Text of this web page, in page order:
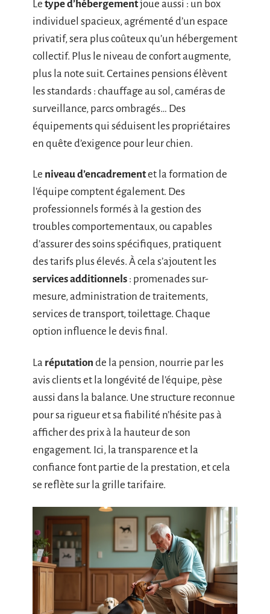
Le type d’hébergementjoue aussi : un box
individuel spacieux, agrémenté d’un espace
privatif, sera plus coûteux qu’un hébergement
collectif. Plus le niveau de confort augmente,
plus la note suit. Certaines pensions élèvent
les standards : chauffage au sol, caméras de
surveillance, parcs ombragés… Des
équipements qui séduisent les propriétaires
en quête d’exigence pour leur chien.
Le niveau d’encadrementet la formation de
l’équipe comptent également. Des
professionnels formés à la gestion des
troubles comportementaux, ou capables
d’assurer des soins spécifiques, pratiquent
des tarifs plus élevés. À cela s’ajoutent les
services additionnels : promenades sur-
mesure, administration de traitements,
services de transport, toilettage. Chaque
option influence le devis final.
La réputation de la pension, nourrie par les
avis clients et la longévité de l’équipe, pèse
aussi dans la balance. Une structure reconnue
pour sa rigueur et sa fiabilité n’hésite pas à
afficher des prix à la hauteur de son
engagement. Ici, la transparence et la
confiance font partie de la prestation, et cela
se reflète sur la grille tarifaire.